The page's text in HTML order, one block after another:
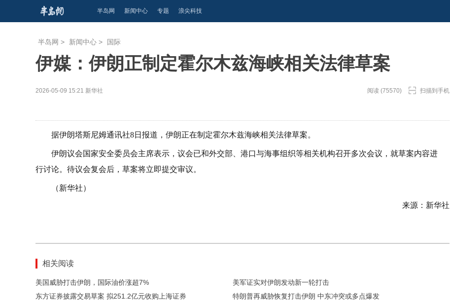
半岛网 新闻中心 专题 浪尖科技
半岛网 > 新闻中心 > 国际
伊媒：伊朗正制定霍尔木兹海峡相关法律草案
2026-05-09 15:21 新华社 阅读 (75570) 扫描到手机
据伊朗塔斯尼姆通讯社8日报道，伊朗正在制定霍尔木兹海峡相关法律草案。
伊朗议会国家安全委员会主席表示，议会已和外交部、港口与海事组织等相关机构召开多次会议，就草案内容进
行讨论。待议会复会后，草案将立即提交审议。
（新华社）
来源：新华社
相关阅读
美国威胁打击伊朗，国际油价涨超7%
美军证实对伊朗发动新一轮打击
东方证券披露交易草案 拟251.2亿元收购上海证券
特朗普再威胁恢复打击伊朗 中东冲突或多点爆发